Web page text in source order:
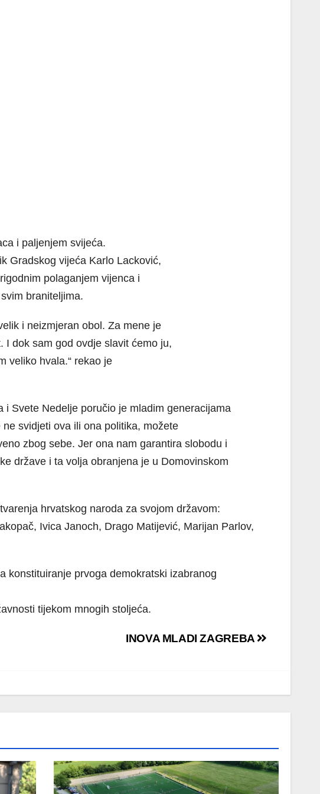
i paljenjem svijeća.
Gradskog vijeća Karlo Lacković,
polaganjem vijenca i
braniteljima.
i neizmjeran obol. Za mene je
I dok sam god ovdje slavit ćemo ju,
veliko hvala.“ rekao je
Svete Nedelje poručio je mladim generacijama
svidjeti ova ili ona politika, možete
zbog sebe. Jer ona nam garantira slobodu i
države i ta volja obranjena je u Domovinskom
hrvatskog naroda za svojom državom:
Ivica Janoch, Drago Matijević, Marijan Parlov,
konstituiranje prvoga demokratski izabranog
tijekom mnogih stoljeća.
INOVA MLADI ZAGREBA